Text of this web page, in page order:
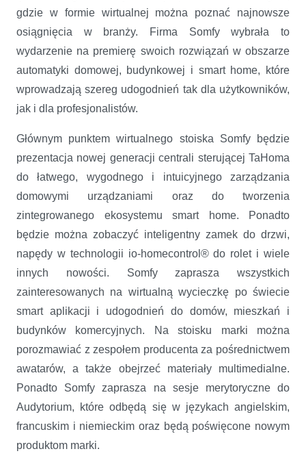
gdzie w formie wirtualnej można poznać najnowsze
osiągnięcia w branży. Firma Somfy wybrała to
wydarzenie na premierę swoich rozwiązań w obszarze
automatyki domowej, budynkowej i smart home, które
wprowadzają szereg udogodnień tak dla użytkowników,
jak i dla profesjonalistów.
Głównym punktem wirtualnego stoiska Somfy będzie
prezentacja nowej generacji centrali sterującej TaHoma
do łatwego, wygodnego i intuicyjnego zarządzania
domowymi urządzaniami oraz do tworzenia
zintegrowanego ekosystemu smart home. Ponadto
będzie można zobaczyć inteligentny zamek do drzwi,
napędy w technologii io-homecontrol® do rolet i wiele
innych nowości. Somfy zaprasza wszystkich
zainteresowanych na wirtualną wycieczkę po świecie
smart aplikacji i udogodnień do domów, mieszkań i
budynków komercyjnych. Na stoisku marki można
porozmawiać z zespołem producenta za pośrednictwem
awatarów, a także obejrzeć materiały multimedialne.
Ponadto Somfy zaprasza na sesje merytoryczne do
Audytorium, które odbędą się w językach angielskim,
francuskim i niemieckim oraz będą poświęcone nowym
produktom marki.